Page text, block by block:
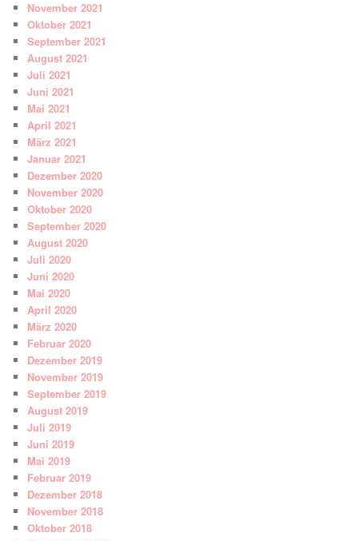
November 2021
Oktober 2021
September 2021
August 2021
Juli 2021
Juni 2021
Mai 2021
April 2021
März 2021
Januar 2021
Dezember 2020
November 2020
Oktober 2020
September 2020
August 2020
Juli 2020
Juni 2020
Mai 2020
April 2020
März 2020
Februar 2020
Dezember 2019
November 2019
September 2019
August 2019
Juli 2019
Juni 2019
Mai 2019
Februar 2019
Dezember 2018
November 2018
Oktober 2018